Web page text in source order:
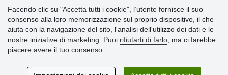
Facendo clic su "Accetta tutti i cookie", l’utente fornisce il suo
consenso alla loro memorizzazione sul proprio dispositivo, il che
aiuta con la navigazione del sito, l'analisi dell'utilizzo dei dati e le
nostre iniziative di marketing. Puoi rifiutarti di farlo , ma ci farebbe
piacere avere il tuo consenso.